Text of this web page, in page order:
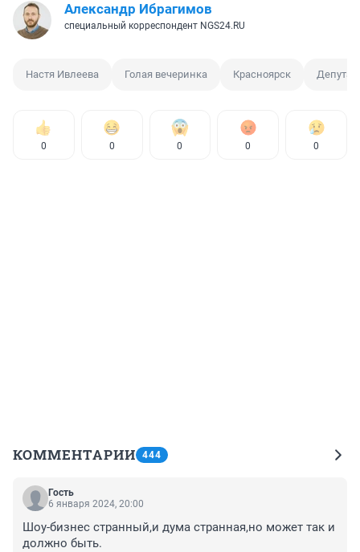
Александр Ибрагимов
специальный корреспондент NGS24.RU
Настя Ивлеева Голая вечеринка Красноярск Депутат
0 0 0 0 0
КОММЕНТАРИИ 444
Гость
6 января 2024, 20:00
Шоу-бизнес странный,и дума странная,но может так и
должно быть.